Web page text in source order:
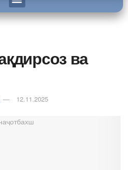
ва
12.11.2025